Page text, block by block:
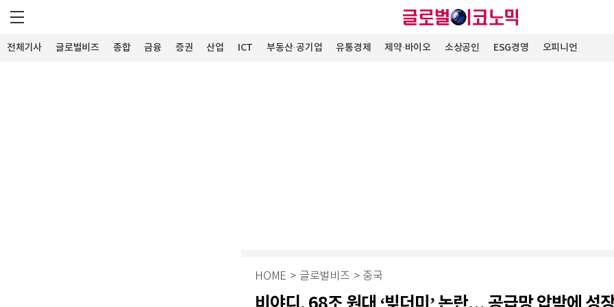
전체기사 글로벌비즈 종합 금융 증권 산업 ICT 부동산·공기업 유통경제 제약∙바이오 소상공인 ESG경영 오피니언
HOME > 글로벌비즈 > 중국